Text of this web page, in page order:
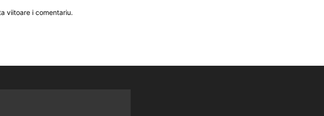
viitoare i comentariu.